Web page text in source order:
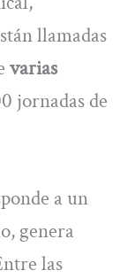
llamadas
varias
jornadas de
a un
genera
las